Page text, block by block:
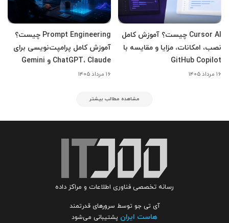
Cursor AI چیست؟ آموزش کامل
نصب، امکانات، مزایا و مقایسه با
GitHub Copilot
۱۶ مرداد ۱۴۰۵
Prompt Engineering چیست؟
آموزش کامل پرامپت‌نویسی برای
ChatGPT، Claude و Gemini
۱۶ مرداد ۱۴۰۵
مشاهده مطالب بیشتر
رسانه تخصصی فناوری اطلاعات و مراکز داده
آی تی جو توسط سرورهای قدرتمند
هاست ایران پشتیبانی می‌شود